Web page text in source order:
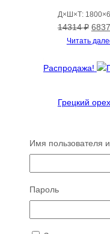
Д×Ш×Т:
14314₽
цена
6837
Читать
Распродажа!
Грецкий
цена
Распродажа
Имя пользователя
Пароль